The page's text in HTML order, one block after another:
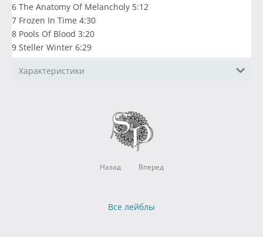
6 The Anatomy Of Melancholy 5:12
7 Frozen In Time 4:30
8 Pools Of Blood 3:20
9 Steller Winter 6:29
Характеристики
Назад Вперед
Все лейблы